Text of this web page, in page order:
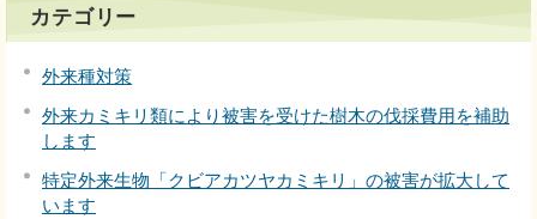
カテゴリー
外来種対策
外来カミキリ類により被害を受けた樹木の伐採費用を補助
します
特定外来生物「クビアカツヤカミキリ」の被害が拡大して
います